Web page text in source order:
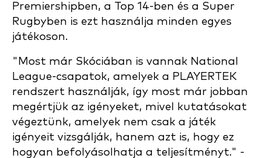
Premiershipben, a Top 14-ben és a Super
Rugbyben is ezt használja minden egyes
játékoson.
"Most már Skóciában is vannak National
League-csapatok, amelyek a PLAYERTEK
rendszert használják, így most már jobban
megértjük az igényeket, mivel kutatásokat
végeztünk, amelyek nem csak a játék
igényeit vizsgálják, hanem azt is, hogy ez
hogyan befolyásolhatja a teljesítményt." -